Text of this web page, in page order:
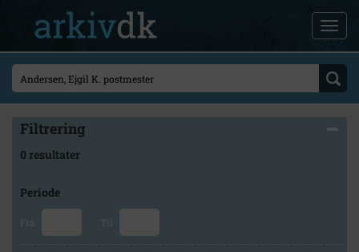
Filtrering
0 resultater
Periode
Fra Til